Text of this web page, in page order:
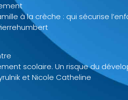
à la crèche : qui sécurise
scolaire. Un risque du
et Nicole Catheline